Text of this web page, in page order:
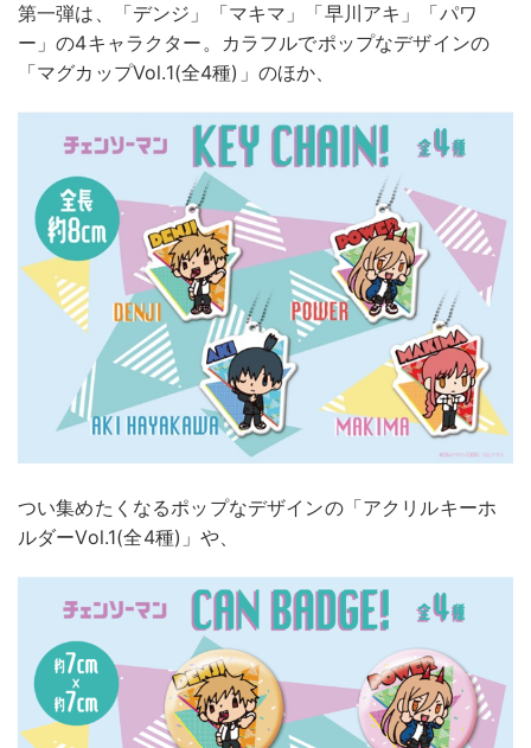
第一弾は、「デンジ」「マキマ」「早川アキ」「パワ
ー」の4キャラクター。カラフルでポップなデザインの
「マグカップVol.1(全4種)」のほか、
つい集めたくなるポップなデザインの「アクリルキーホ
ルダーVol.1(全4種)」や、